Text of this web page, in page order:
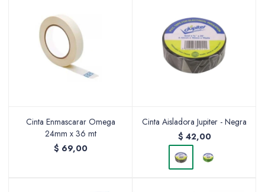
Cinta Enmascarar Omega
24mm x 36 mt
$ 69,00
Cinta Aisladora Jupiter - Negra
$ 42,00